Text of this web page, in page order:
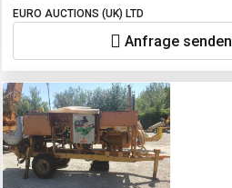
EURO AUCTIONS (UK) LTD
Anfrage senden